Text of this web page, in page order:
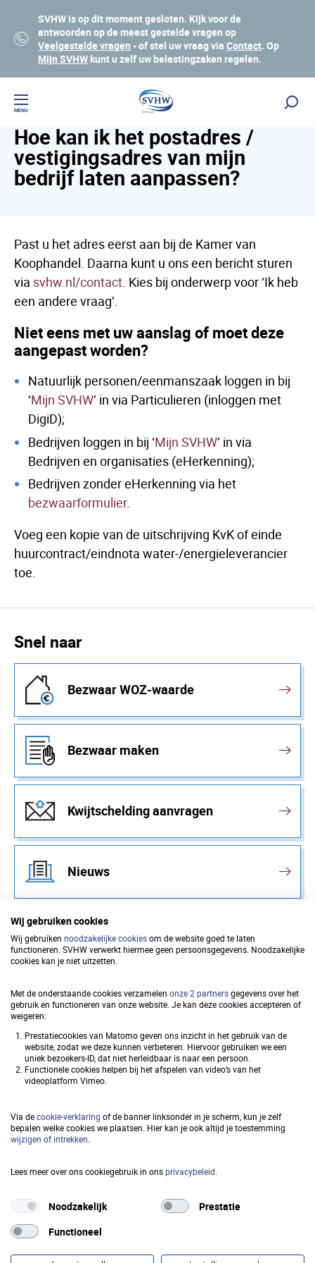
SVHW is op dit moment gesloten. Kijk voor de
antwoorden op de meest gestelde vragen op
Veelgestelde vragen - of stel uw vraag via Contact. Op
Mijn SVHWkunt u zelf uw belastingzaken regelen.
MENU
Hoe kan ik het postadres /
vestigingsadres van mijn
bedrijf laten aanpassen?
Past u het adres eerst aan bij de Kamer van
Koophandel. Daarna kunt u ons een bericht sturen
via svhw.nl/contact. Kies bij onderwerp voor ‘Ik heb
een andere vraag’.
Niet eens met uw aanslag of moet deze
aangepast worden?
Natuurlijk personen/eenmanszaak loggen in bij
‘Mijn SVHW’ in via Particulieren (inloggen met
DigiD);
Bedrijven loggen in bij ‘Mijn SVHW’ in via
Bedrijven en organisaties (eHerkenning);
Bedrijven zonder eHerkenning via het
bezwaarformulier.
Voeg een kopie van de uitschrijving KvK of einde
huurcontract/eindnota water-/energieleverancier
toe.
Snel naar
Bezwaar WOZ-waarde
Bezwaar maken
Kwijtschelding aanvragen
Nieuws
Samenwerkingsverband
Vastgoedinformatie Heffing en
Waardebepaling (SVHW)
Snel naar
Toegankelijkheid
Cookieverklaring
Volg ons op
Wij gebruiken cookies
Wij gebruiken noodzakelijke cookiesom de website goed te laten
functioneren. SVHW verwerkt hiermee geen persoonsgegevens. Noodzakelijke
cookies kan je niet uitzetten.
Met de onderstaande cookies verzamelen onze 2 partnersgegevens over het
gebruik en functioneren van onze website. Je kan deze cookies accepteren of
weigeren:
Prestatiecookies van Matomo geven ons inzicht in het gebruik van de
website, zodat we deze kunnen verbeteren. Hiervoor gebruiken we een
uniek bezoekers-ID, dat niet herleidbaar is naar een persoon.
Functionele cookies helpen bij het afspelen van video’s van het
videoplatform Vimeo.
Via decookie-verklaring of de banner linksonder in je scherm, kun je zelf
bepalen welke cookies we plaatsen. Hier kan je ook altijd je toestemming
wijzigen of intrekken
Lees meer over ons cookiegebruik in onsprivacybeleid
Noodzakelijk
Prestatie
Functioneel